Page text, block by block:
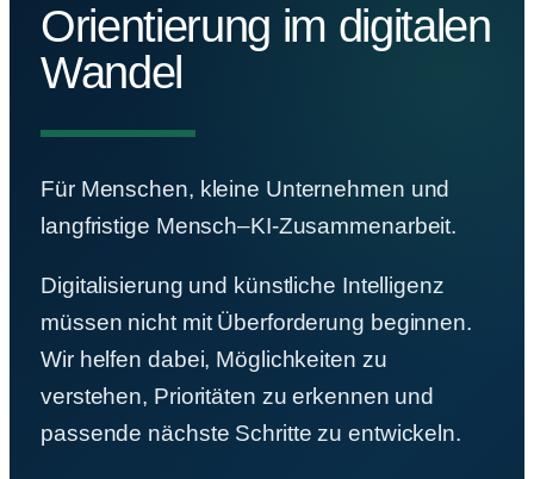
Orientierung im digitalen
Wandel
Für Menschen, kleine Unternehmen und
langfristige Mensch–KI-Zusammenarbeit.
Digitalisierung und künstliche Intelligenz
müssen nicht mit Überforderung beginnen.
Wir helfen dabei, Möglichkeiten zu
verstehen, Prioritäten zu erkennen und
passende nächste Schritte zu entwickeln.